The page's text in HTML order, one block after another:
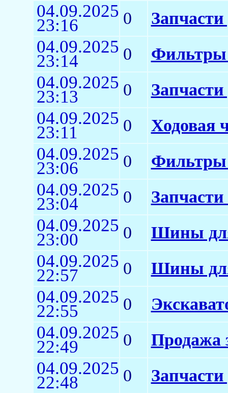
04.09.2025
23:16 0
04.09.2025
23:14 0 Фильтры
04.09.2025
23:13 0 Запчасти
04.09.2025
23:11 0 Ходовая
04.09.2025
23:06 0 Фильтры
04.09.2025
23:04 0
04.09.2025
23:00 0 Шины
04.09.2025
22:57 0 Шины
04.09.2025
22:55 0
04.09.2025
22:49 0 Продажа
04.09.2025
22:48 0